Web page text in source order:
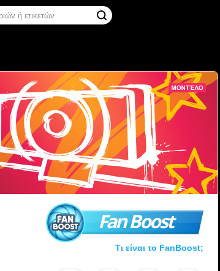
Fan Boost
Τι είναι το FanBoost;